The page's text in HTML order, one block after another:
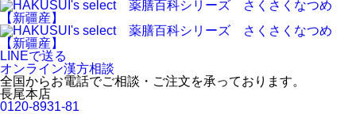
LINEで送る
オンライン漢方相談
全国からお電話でご相談・ご注文を承っております。
長尾本店
0120-8931-81